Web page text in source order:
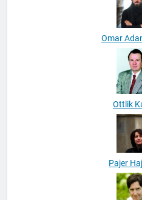
Omar
Ottlik
Pajer